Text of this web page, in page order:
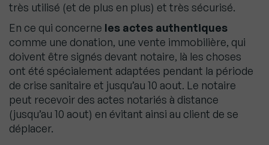
très utilisé (et de plus en plus) et très sécurisé.
En ce qui concerne les actes authentiques
comme une donation, une vente immobilière, qui
doivent être signés devant notaire, là les choses
ont été spécialement adaptées pendant la période
de crise sanitaire et jusqu’au 10 aout. Le notaire
peut recevoir des actes notariés à distance
(jusqu’au 10 aout) en évitant ainsi au client de se
déplacer.